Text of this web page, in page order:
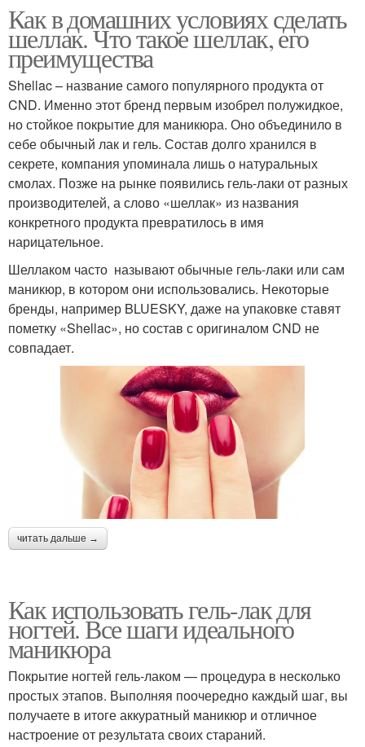
Как в домашних условиях сделать
шеллак. Что такое шеллак, его
преимущества
Shellac – название самого популярного продукта от
CND. Именно этот бренд первым изобрел полужидкое,
но стойкое покрытие для маникюра. Оно объединило в
себе обычный лак и гель. Состав долго хранился в
секрете, компания упоминала лишь о натуральных
смолах. Позже на рынке появились гель-лаки от разных
производителей, а слово «шеллак» из названия
конкретного продукта превратилось в имя
нарицательное.
Шеллаком часто называют обычные гель-лаки или сам
маникюр, в котором они использовались. Некоторые
бренды, например BLUESKY, даже на упаковке ставят
пометку «Shellac», но состав с оригиналом CND не
совпадает.
читать дальше →
Как использовать гель-лак для
ногтей. Все шаги идеального
маникюра
Покрытие ногтей гель-лаком — процедура в несколько
простых этапов. Выполняя поочередно каждый шаг, вы
получаете в итоге аккуратный маникюр и отличное
настроение от результата своих стараний.